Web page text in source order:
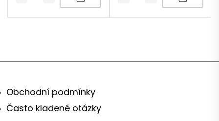
Obchodní podmínky
Často kladené otázky